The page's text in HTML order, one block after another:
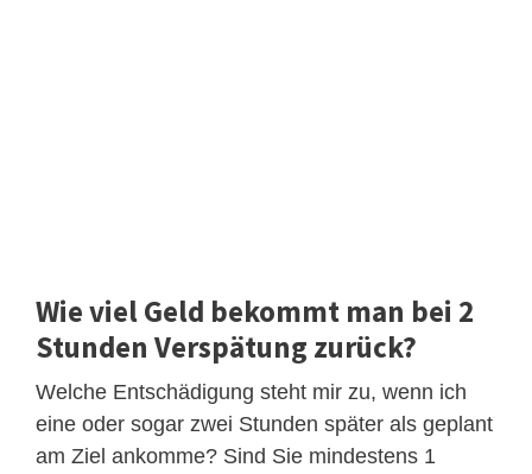
Wie viel Geld bekommt man bei 2
Stunden Verspätung zurück?
Welche Entschädigung steht mir zu, wenn ich
eine oder sogar zwei Stunden später als geplant
am Ziel ankomme? Sind Sie mindestens 1